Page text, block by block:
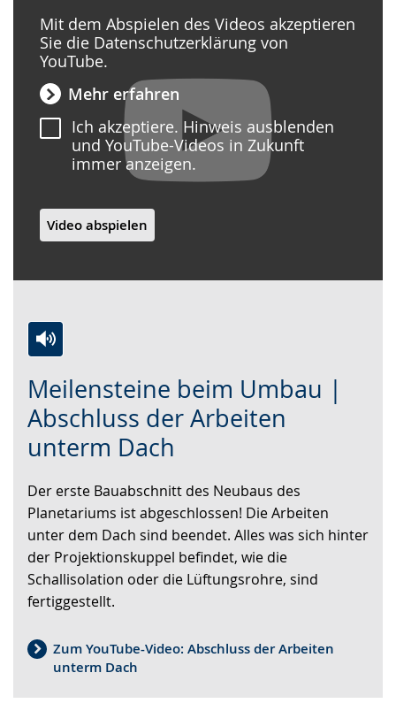
Meilensteine beim Umbau |
Abschluss der Arbeiten
unterm Dach
Leichten
Sprache
wechseln.
Audio-
Unterstützung.
Video
in
Deutscher
Gebärdensprache
angezeigt.
Der erste Bauabschnitt des Neubaus des
Planetariums ist abgeschlossen! Die Arbeiten
unter dem Dach sind beendet. Alles was sich hinter
der Projektionskuppel befindet, wie die
Schallisolation oder die Lüftungsrohre, sind
fertiggestellt.
Zum YouTube-Video: Abschluss der Arbeiten
unterm Dach
Mit dem Abspielen des Videos akzeptieren
Sie die Datenschutzerklärung von
YouTube.
Mehr erfahren
Ich akzeptiere. Hinweis ausblenden
und YouTube-Videos in Zukunft
immer anzeigen.
Video abspielen